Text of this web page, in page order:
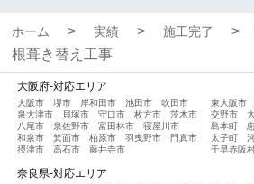
ホーム 実績 施工完了
根葺き替え工事
大阪府-対応エリア
大阪市 堺市 岸和田市 池田市
吹田市
泉大津市
貝塚市 守口市 枚方市
茨木市
八尾市
泉佐野市 富田林市
寝屋川市
和泉市
箕面市 柏原市 羽曳野市
門真市
摂津市
高石市 藤井寺市
東大阪市
交野市
島本町
太子町
千早赤阪
奈良県-対応エリア